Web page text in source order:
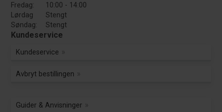
Fredag:
10:00 - 14:00
Lørdag
Stengt
Søndag:
Stengt
Kundeservice
Kundeservice
Avbryt bestillingen
Guider & Anvisninger